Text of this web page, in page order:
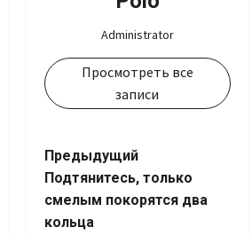
Administrator
Просмотреть все
записи
Навигация
записи
Предыдущий
Подтянитесь, только
смелым покорятся два
кольца